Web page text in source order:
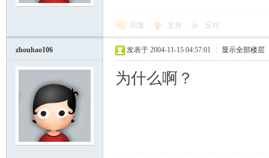
回复 支持 反对
zhouhao106 发表于 2004-11-15 04:57:01 显示全部楼层
为什么啊？